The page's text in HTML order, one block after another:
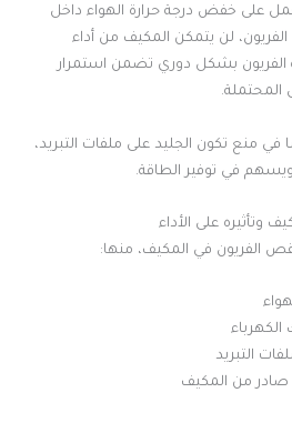
على خفض درجة حرارة الهواء داخل
لن يتمكن المكيف من أداء
بشكل دوري تضمن استمرار
المحتملة.
في منع تكون الجليد على ملفات التبريد،
في توفير الطاقة.
وتأثيره على الأداء
الفريون في المكيف، منها:
التبريد
من المكيف